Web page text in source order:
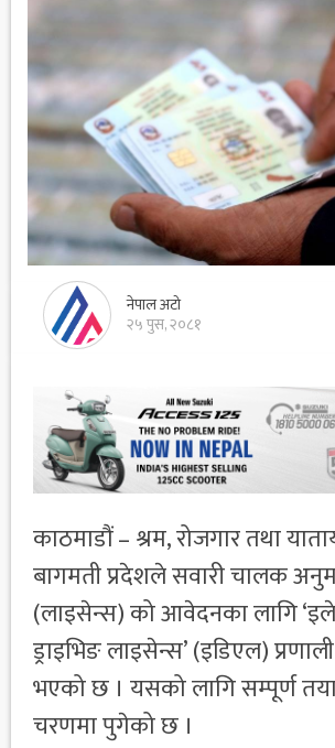
नेपाल अटो
२५ पुस, २०८१
काठमाडौं – श्रम, रोजगार तथा
बागमती प्रदेशले सवारी चालक
(लाइसेन्स) को आवेदनका लागि
ड्राइभिङ लाइसेन्स’ (इडिएल)
भएको छ । यसको लागि सम्पूर्ण
चरणमा पुगेको छ ।